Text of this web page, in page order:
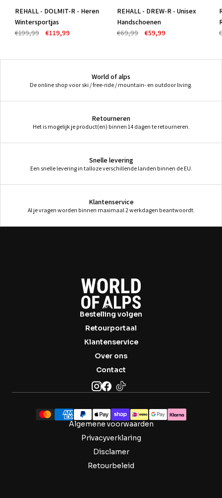
-40%
REHALL - DOLMIT-R - Heren
Wintersportjas
€199,99
€119,99
-14%
REHALL - DREW-R - Unisex
Handschoenen
€69,99
€59,99
World of alps
De online shop voor ski / free-ride / mountain- en outdoor living.
Retourneren
Het is mogelijk je product(en) binnen 14 dagen te retourneren.
Snelle levering
Een snelle levering in talloze verschillende landen binnen de EU.
Klantenservice
Al je vragen worden binnen maximaal 2 werkdagen beantwoordt.
Bestelling volgen
Retourportaal
Klantenservice
Over ons
Contact
Algemene voorwaarden
Privacyverklaring
Disclamer
Retourbeleid